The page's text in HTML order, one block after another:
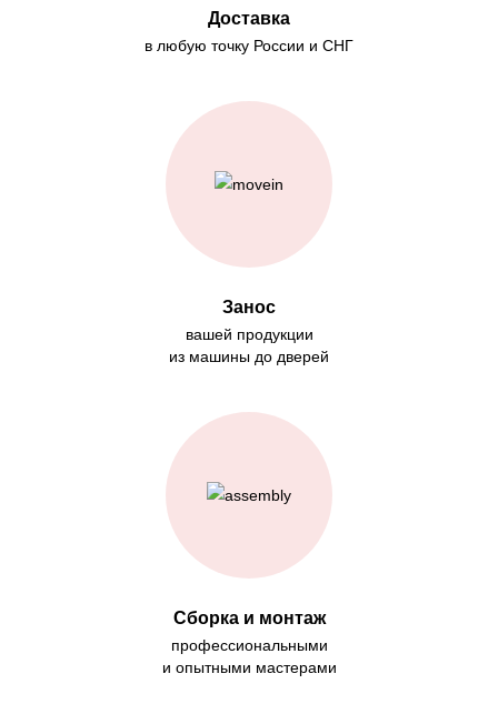
Доставка
в любую точку России и СНГ
Занос
вашей продукции
из машины до дверей
Сборка и монтаж
профессиональными
и опытными мастерами